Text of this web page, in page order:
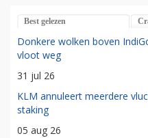
Best gelezen
Donkere wolken boven
vloot weg
31 jul 26
KLM annuleert meerdere
staking
05 aug 26